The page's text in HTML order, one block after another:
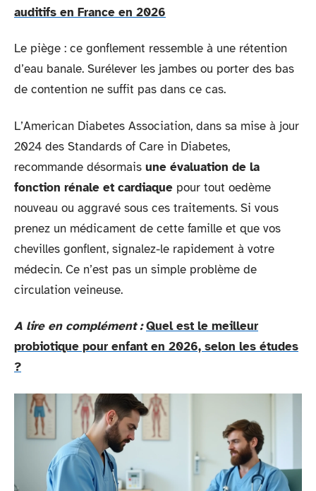
auditifs en France en 2026
Le piège : ce gonflement ressemble à une rétention
d’eau banale. Surélever les jambes ou porter des bas
de contention ne suffit pas dans ce cas.
L’American Diabetes Association, dans sa mise à jour
2024 des Standards of Care in Diabetes,
recommande désormais une évaluation de la
fonction rénale et cardiaque pour tout oedème
nouveau ou aggravé sous ces traitements. Si vous
prenez un médicament de cette famille et que vos
chevilles gonflent, signalez-le rapidement à votre
médecin. Ce n’est pas un simple problème de
circulation veineuse.
A lire en complément : Quel est le meilleur
probiotique pour enfant en 2026, selon les études
?